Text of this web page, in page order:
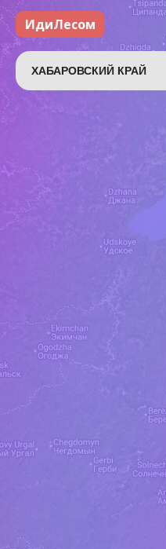
ИдиЛесом
ХАБАРОВСКИЙ КРАЙ